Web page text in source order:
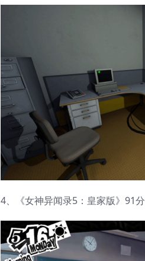
4、《女神异闻录5：皇家版》91分